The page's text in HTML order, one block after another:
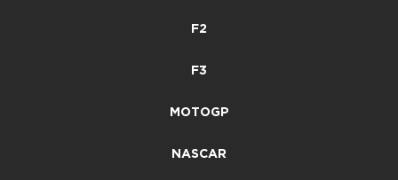
F2
F3
MOTOGP
NASCAR